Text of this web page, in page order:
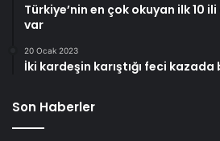
Türkiye’nin en çok okuyan ilk 10
var
20 Ocak 2023
İki kardeşin karıştığı feci
Son Haberler